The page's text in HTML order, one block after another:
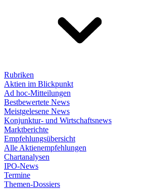
Rubriken
Aktien im Blickpunkt
Ad hoc-Mitteilungen
Bestbewertete News
Meistgelesene News
Konjunktur- und Wirtschaftsnews
Marktberichte
Empfehlungsübersicht
Alle Aktienempfehlungen
Chartanalysen
IPO-News
Termine
Themen-Dossiers